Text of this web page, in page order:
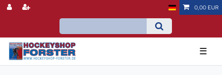
0,00 EUR
☰